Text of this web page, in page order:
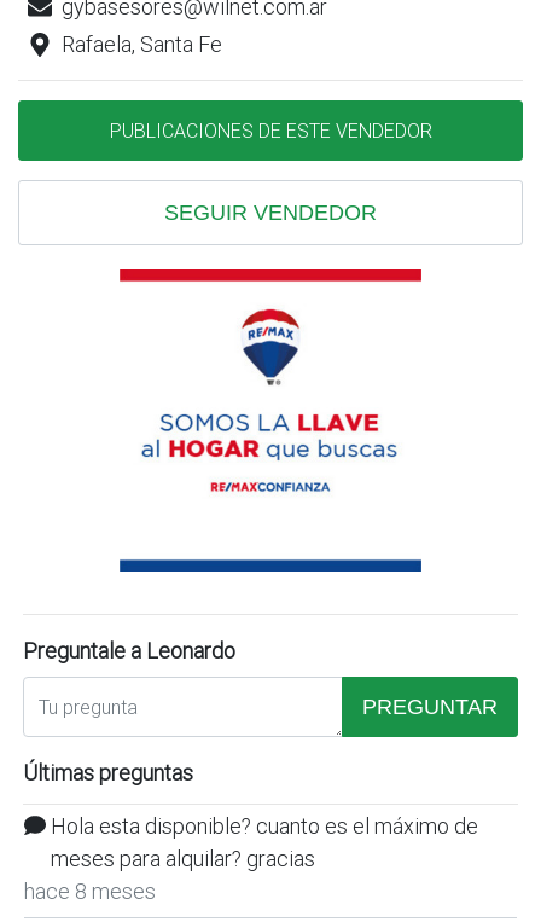
gybasesores@wilnet.com.ar
Rafaela, Santa Fe
PUBLICACIONES DE ESTE VENDEDOR
SEGUIR VENDEDOR
Preguntale a Leonardo
PREGUNTAR
Últimas preguntas
Hola esta disponible? cuanto es el máximo de
meses para alquilar? gracias
hace 8 meses